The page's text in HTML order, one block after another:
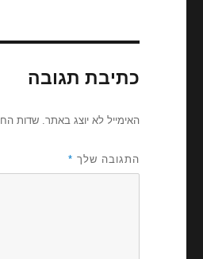
כתיבת תגובה
האימייל לא יוצג באתר. שדות
התגובה שלך *